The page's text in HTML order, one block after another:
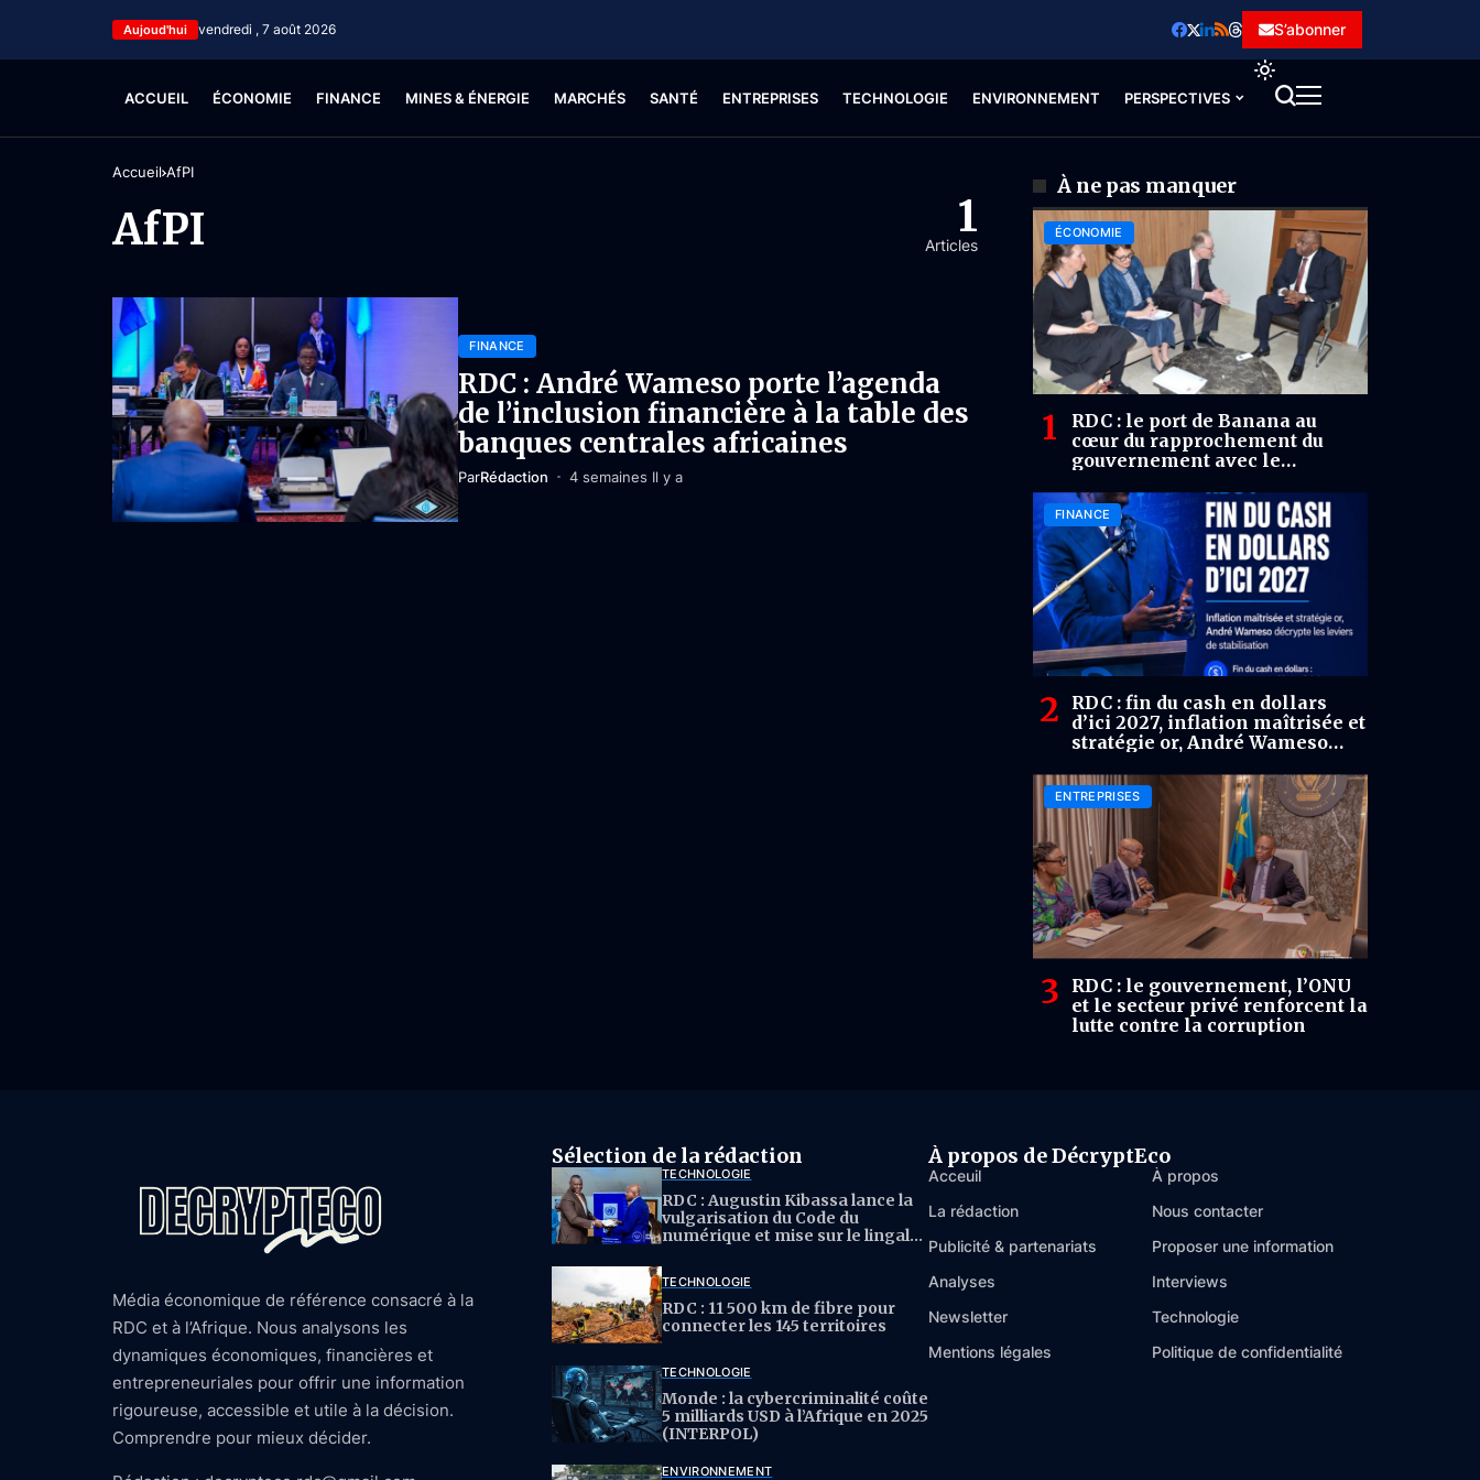
Aujoud'hui vendredi , 7 août 2026 S’abonner
ACCUEIL ÉCONOMIE FINANCE MINES & ÉNERGIE MARCHÉS SANTÉ ENTREPRISES TECHNOLOGIE ENVIRONNEMENT PERSPECTIVES
Accueil AfPI
AfPI 1
Articles
FINANCE
RDC : André Wameso porte l’agenda
de l’inclusion financière à la table des
banques centrales africaines
ParRédaction 4 semaines Il y a
À ne pas manquer
ÉCONOMIE
RDC : le port de Banana au
cœur du rapprochement du
gouvernement avec le
FINANCE
RDC : fin du cash en dollars
d’ici 2027, inflation maîtrisée et
stratégie or, André Wameso
stabilisation
ENTREPRISES
RDC : le gouvernement, l’ONU
et le secteur privé renforcent la
lutte contre la corruption
Média économique de référence consacré à la
RDC et à l’Afrique. Nous analysons les
dynamiques économiques, financières et
entrepreneuriales pour offrir une information
rigoureuse, accessible et utile à la décision.
Comprendre pour mieux décider.
Sélection de la rédaction
TECHNOLOGIE
RDC : Augustin Kibassa lance la
vulgarisation du Code du
numérique et mise sur le lingala
TECHNOLOGIE
RDC : 11 500 km de fibre pour
connecter les 145 territoires
TECHNOLOGIE
Monde : la cybercriminalité coûte
5 milliards USD à l’Afrique en 2025
(INTERPOL)
ENVIRONNEMENT
À propos de DécryptEco
Acceuil
À propos
La rédaction
Nous contacter
Publicité & partenariats
Proposer une information
Analyses
Interviews
Newsletter
Technologie
Mentions légales
Politique de confidentialité